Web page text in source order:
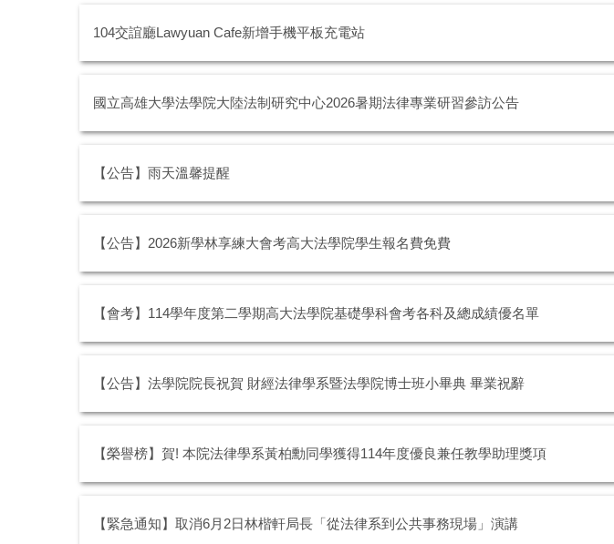
104交誼廳Lawyuan Cafe新增手機平板充電站
國立高雄大學法學院大陸法制研究中心2026暑期法律專業研習參訪公告
【公告】雨天溫馨提醒
【公告】2026新學林享練大會考高大法學院學生報名費免費
【會考】114學年度第二學期高大法學院基礎學科會考各科及總成績優名單
【公告】法學院院長祝賀 財經法律學系暨法學院博士班小畢典 畢業祝辭
【榮譽榜】賀! 本院法律學系黃柏勳同學獲得114年度優良兼任教學助理獎項
【緊急通知】取消6月2日林楷軒局長「從法律系到公共事務現場」演講